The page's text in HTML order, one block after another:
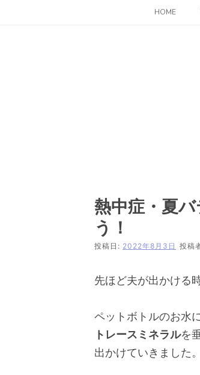
HOME
熱中症・夏
う！
投稿日: 2022年8月3日 投稿
先ほど夫が出かける時
ペットボトルのお水
トレースミネラルを
出かけていきました。